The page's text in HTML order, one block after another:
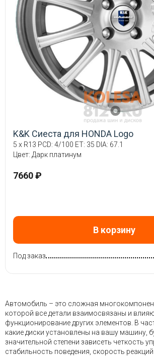
K&K Сиеста для HONDA Logo
5 x R13 PCD: 4/100 ET: 35 DIA: 67.1
Цвет: Дарк платинум
7660 ₽
В корзину
Под заказ
Автомобиль – это сложная
которой все детали взаимосвязаны и
функционирование других элементов. В
какие диски установлены на вашу машину,
значительной степени зависеть четкость
стабильность поведения, скорость